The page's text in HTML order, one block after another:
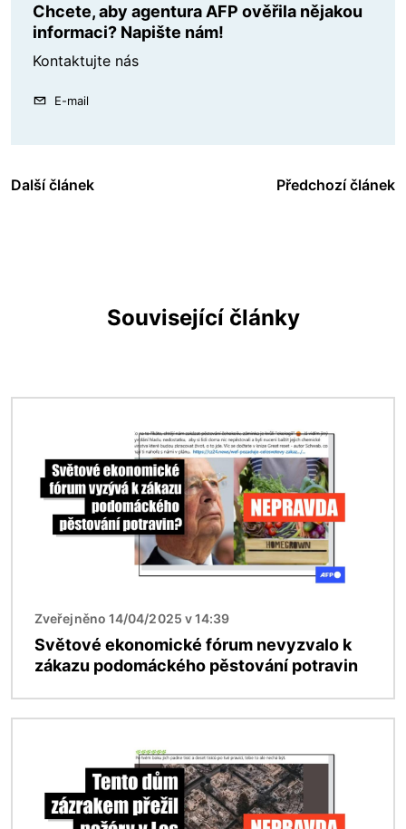
Chcete, aby agentura AFP ověřila nějakou
informaci? Napište nám!
Kontaktujte nás
E-mail
Další článek Předchozí článek
Související články
Zveřejněno 14/04/2025 v 14:39
Světové ekonomické fórum nevyzvalo k
zákazu podomáckého pěstování potravin